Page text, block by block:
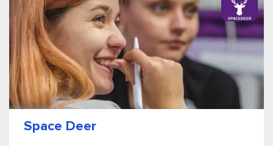
Space Deer